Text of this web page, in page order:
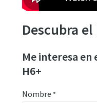
Descubra
Me interesa
H6+
Nombre *